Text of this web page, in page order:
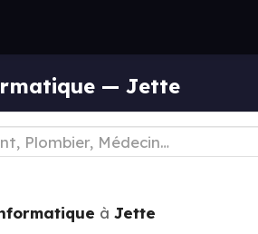
— Jette
à Jette